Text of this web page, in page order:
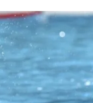
k
e
s